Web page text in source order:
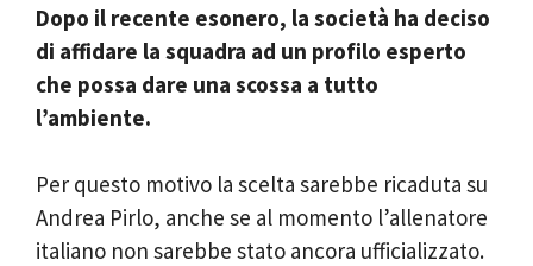
Dopo il recente esonero, la società ha deciso
di affidare la squadra ad un profilo esperto
che possa dare una scossa a tutto
l’ambiente.
Per questo motivo la scelta sarebbe ricaduta su
Andrea Pirlo, anche se al momento l’allenatore
italiano non sarebbe stato ancora ufficializzato.